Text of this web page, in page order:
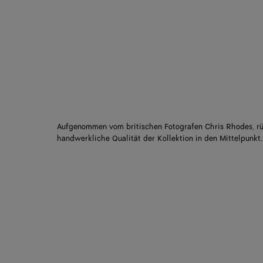
Aufgenommen vom britischen Fotografen Chris Rhodes,
handwerkliche Qualität der Kollektion in den Mittelpunkt.